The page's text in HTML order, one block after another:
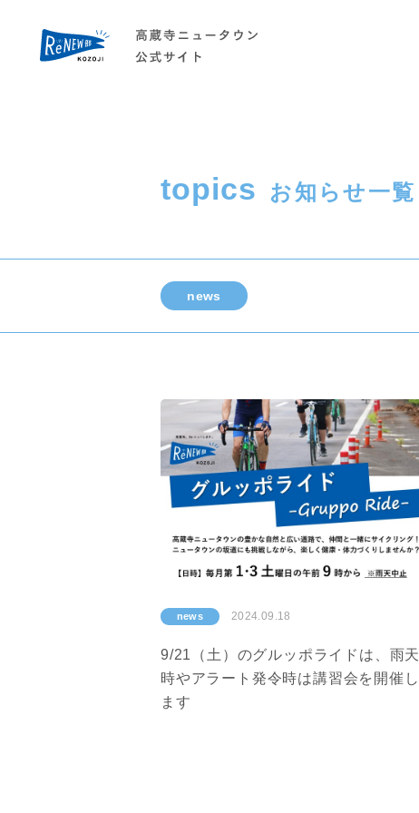
topics お知らせ一覧
news
news 2024.09.18
9/21（土）のグルッポライドは、雨天
時やアラート発令時は講習会を開催し
ます